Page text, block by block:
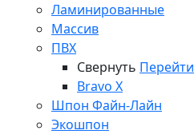
Ламинированные
Массив
ПВХ
Свернуть Перейти
Bravo X
Шпон Файн-Лайн
Экошпон